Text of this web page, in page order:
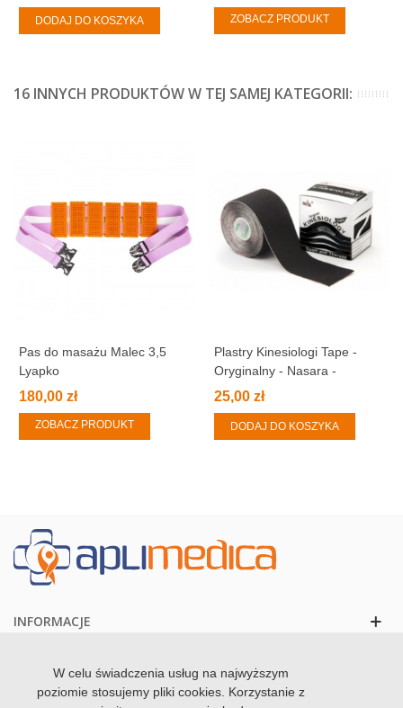
DODAJ DO KOSZYKA ZOBACZ PRODUKT
16 INNYCH PRODUKTÓW W TEJ SAMEJ KATEGORII:
Pas do masażu Malec 3,5
Lyapko
180,00 zł
ZOBACZ PRODUKT
Plastry Kinesiologi Tape -
Oryginalny - Nasara -
CZARNY
25,00 zł
DODAJ DO KOSZYKA
INFORMACJE
KONTAKTW celu świadczenia usług na najwyższym
poziomie stosujemy pliki cookies. Korzystanie z